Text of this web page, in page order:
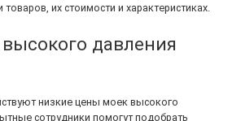
их стоимости и характеристиках.
давления
низкие цены моек высокого
сотрудники помогут подобрать